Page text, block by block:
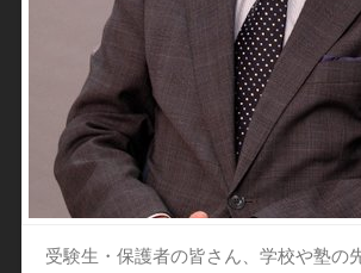
受験生・保護者の皆さん、学校や塾の